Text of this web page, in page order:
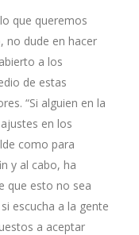
que queremos
no dude en hacer
a los
de estas
“Si alguien en la
en los
como para
y al cabo, ha
que esto no sea
escucha a la gente
a aceptar